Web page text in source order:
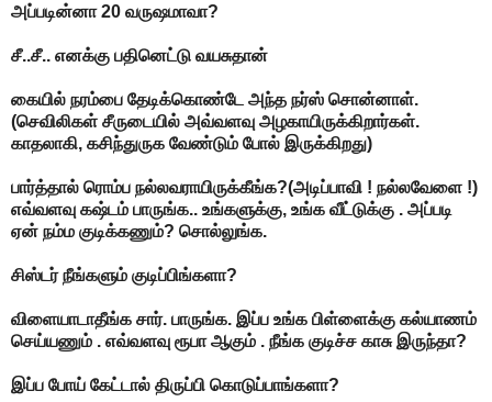
அப்படின்னா 20 வருஷமாவா?
சீ..சீ.. எனக்கு பதினெட்டு வயசுதான்
கையில் நரம்பை தேடிக்கொண்டே அந்த நர்ஸ் சொன்னாள்.
(செவிலிகள் சீருடையில் அவ்வளவு அழகாயிருக்கிறார்கள்.
காதலாகி, கசிந்துருக வேண்டும் போல் இருக்கிறது)
பார்த்தால் ரொம்ப நல்லவராயிருக்கீங்க?(அடிப்பாவி ! நல்லவேளை !)
எவ்வளவு கஷ்டம் பாருங்க.. உங்களுக்கு, உங்க வீட்டுக்கு . அப்படி
ஏன் நம்ம குடிக்கணும்? சொல்லுங்க.
சிஸ்டர் நீங்களும் குடிப்பிங்களா?
விளையாடாதீங்க சார். பாருங்க. இப்ப உங்க பிள்ளைக்கு கல்யாணம்
செய்யணும் . எவ்வளவு ரூபா ஆகும் . நீங்க குடிச்ச காசு இருந்தா?
இப்ப போய் கேட்டால் திருப்பி கொடுப்பாங்களா?